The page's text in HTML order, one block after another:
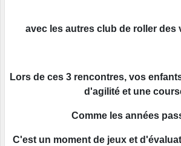
avec les autres club de roller des
Lors de ces 3 rencontres, vos
d'agilité et une
Comme les années
C'est un moment de jeux et